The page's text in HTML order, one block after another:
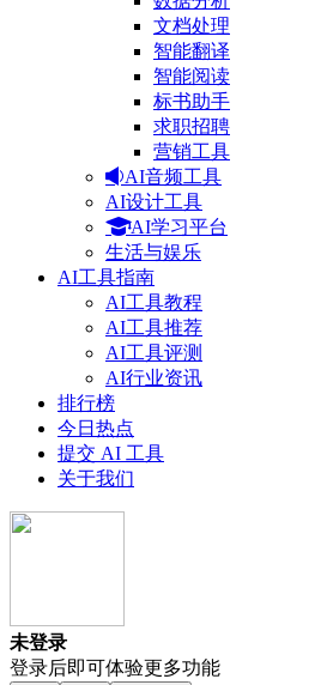
文档处理
智能翻译
智能阅读
标书助手
求职招聘
营销工具
AI音频工具
AI设计工具
AI学习平台
生活与娱乐
AI工具指南
AI工具教程
AI工具推荐
AI工具评测
AI行业资讯
排行榜
今日热点
提交 AI 工具
关于我们
未登录
登录后即可体验更多功能